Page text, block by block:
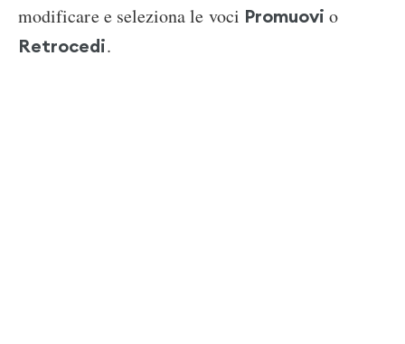
modificare e seleziona le voci Promuovi o
Retrocedi.